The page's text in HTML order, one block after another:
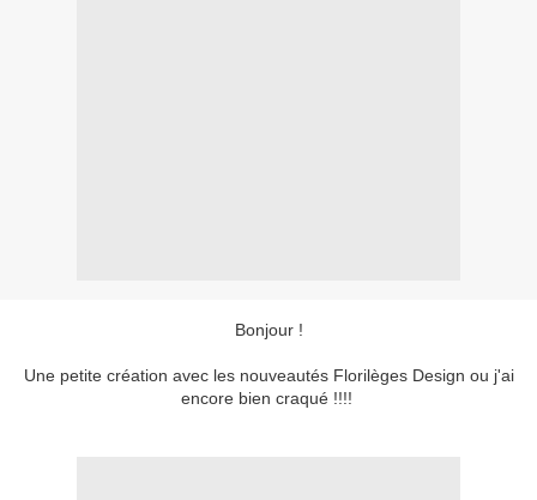
Bonjour !
Une petite création avec les nouveautés Florilèges Design ou j'ai
encore bien craqué !!!!